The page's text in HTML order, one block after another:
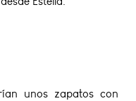
unos zapatos con